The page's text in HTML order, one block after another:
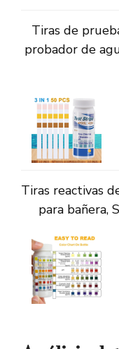
Tiras de
probador de
Tiras reactivas
para bañera,